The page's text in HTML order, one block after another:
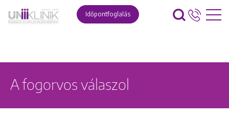
Időpontfoglalás
A fogorvos válaszol